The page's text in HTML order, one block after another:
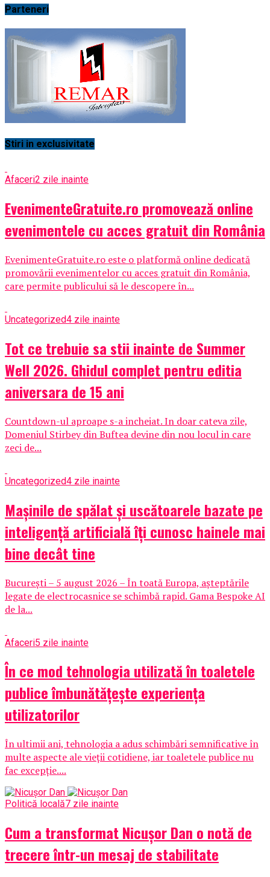
Parteneri
Stiri in exclusivitate
Afaceri2 zile inainte
EvenimenteGratuite.ro promovează online
evenimentele cu acces gratuit din România
EvenimenteGratuite.ro este o platformă online dedicată
promovării evenimentelor cu acces gratuit din România,
care permite publicului să le descopere în...
Uncategorized4 zile inainte
Tot ce trebuie sa stii inainte de Summer
Well 2026. Ghidul complet pentru editia
aniversara de 15 ani
Countdown-ul aproape s-a incheiat. In doar cateva zile,
Domeniul Stirbey din Buftea devine din nou locul in care
zeci de...
Uncategorized4 zile inainte
Mașinile de spălat și uscătoarele bazate pe
inteligență artificială îți cunosc hainele mai
bine decât tine
București – 5 august 2026 – În toată Europa, așteptările
legate de electrocasnice se schimbă rapid. Gama Bespoke AI
de la...
Afaceri5 zile inainte
În ce mod tehnologia utilizată în toaletele
publice îmbunătățește experiența
utilizatorilor
În ultimii ani, tehnologia a adus schimbări semnificative în
multe aspecte ale vieții cotidiene, iar toaletele publice nu
fac excepție....
Politică locală7 zile inainte
Cum a transformat Nicușor Dan o notă de
trecere într-un mesaj de stabilitate